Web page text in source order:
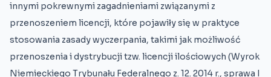
innymi pokrewnymi zagadnieniami związanymi z
przenoszeniem licencji, które pojawiły się w praktyce
stosowania zasady wyczerpania, takimi jak możliwość
przenoszenia i dystrybucji tzw. licencji ilościowych (Wyrok
Niemieckiego Trybunału Federalnego z. 12. 2014 r., sprawa I